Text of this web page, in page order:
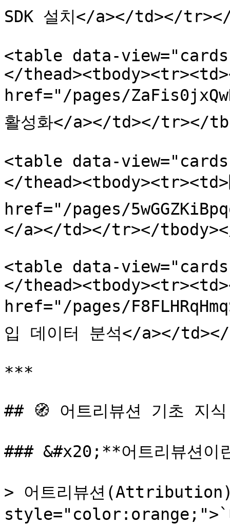
SDK 설치</a></td></
<table data-
</
href="/pages/
활성화</a></td></tr></
<table data-
</
href="/pages/
</a></td></tr></
<table data-
</
href="/pages/
입 데이터 분석</a></
***
## 🧭 어트리뷰션 기초 지
### &#x20;**어트리뷰션이
> 어트리뷰션
style="color:orange;">`